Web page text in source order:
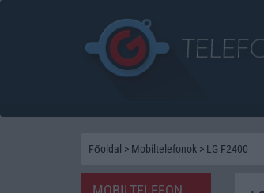
Főoldal > Mobiltelefonok > LG F2400